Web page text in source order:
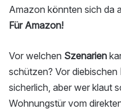
Amazon könnten sich da
Für Amazon!
Vor welchen Szenarien
schützen? Vor diebischen
sicherlich, aber wer klaut
Wohnungstür vom